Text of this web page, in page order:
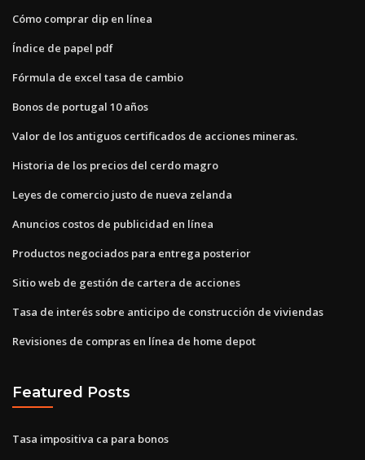
Cómo comprar dip en línea
Índice de papel pdf
Fórmula de excel tasa de cambio
Bonos de portugal 10 años
Valor de los antiguos certificados de acciones mineras.
Historia de los precios del cerdo magro
Leyes de comercio justo de nueva zelanda
Anuncios costos de publicidad en línea
Productos negociados para entrega posterior
Sitio web de gestión de cartera de acciones
Tasa de interés sobre anticipo de construcción de viviendas
Revisiones de compras en línea de home depot
Featured Posts
Tasa impositiva ca para bonos